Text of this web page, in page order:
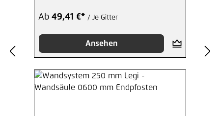
Ab 49,41 €* / Je Gitter
Ansehen